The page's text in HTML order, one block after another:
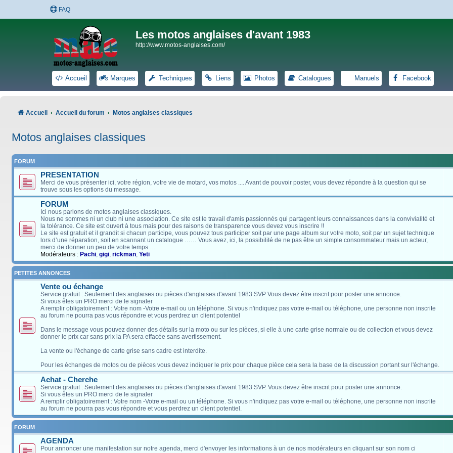
FAQ
Les motos anglaises d'avant 1983
http://www.motos-anglaises.com/
Accueil Marques Techniques Liens Photos Catalogues Manuels Facebook
Accueil Accueil du forum Motos anglaises classiques
Motos anglaises classiques
FORUM
PRESENTATION
Merci de vous présenter ici, votre région, votre vie de motard, vos motos .... Avant de pouvoir poster, vous devez répondre à la question qui se
trouve sous les options du message.
FORUM
Ici nous parlons de motos anglaises classiques.
Nous ne sommes ni un club ni une association. Ce site est le travail d'amis passionnés qui partagent leurs connaissances dans la convivialité et
la tolérance. Ce site est ouvert à tous mais pour des raisons de transparence vous devez vous inscrire !!
Le site est gratuit et il grandit si chacun participe, vous pouvez tous participer soit par une page album sur votre moto, soit par un sujet technique
lors d’une réparation, soit en scannant un catalogue …… Vous avez, ici, la possibilité de ne pas être un simple consommateur mais un acteur,
merci de donner un peu de votre temps …
Modérateurs : Pachi, gigi, rickman, Yeti
PETITES ANNONCES
Vente ou échange
Service gratuit : Seulement des anglaises ou pièces d'anglaises d'avant 1983 SVP Vous devez être inscrit pour poster une annonce.
Si vous êtes un PRO merci de le signaler
A remplir obligatoirement : Votre nom -Votre e-mail ou un téléphone. Si vous n'indiquez pas votre e-mail ou téléphone, une personne non inscrite
au forum ne pourra pas vous répondre et vous perdrez un client potentiel
Dans le message vous pouvez donner des détails sur la moto ou sur les pièces, si elle à une carte grise normale ou de collection et vous devez
donner le prix car sans prix la PA sera effacée sans avertissement.
La vente ou l'échange de carte grise sans cadre est interdite.
Pour les échanges de motos ou de pièces vous devez indiquer le prix pour chaque pièce cela sera la base de la discussion portant sur l'échange.
Achat - Cherche
Service gratuit : Seulement des anglaises ou pièces d'anglaises d'avant 1983 SVP. Vous devez être inscrit pour poster une annonce.
Si vous êtes un PRO merci de le signaler
A remplir obligatoirement : Votre nom -Votre e-mail ou un téléphone. Si vous n'indiquez pas votre e-mail ou téléphone, une personne non inscrite
au forum ne pourra pas vous répondre et vous perdrez un client potentiel.
FORUM
AGENDA
Pour annoncer une manifestation sur notre agenda, merci d'envoyer les informations à un de nos modérateurs en cliquant sur son nom ci